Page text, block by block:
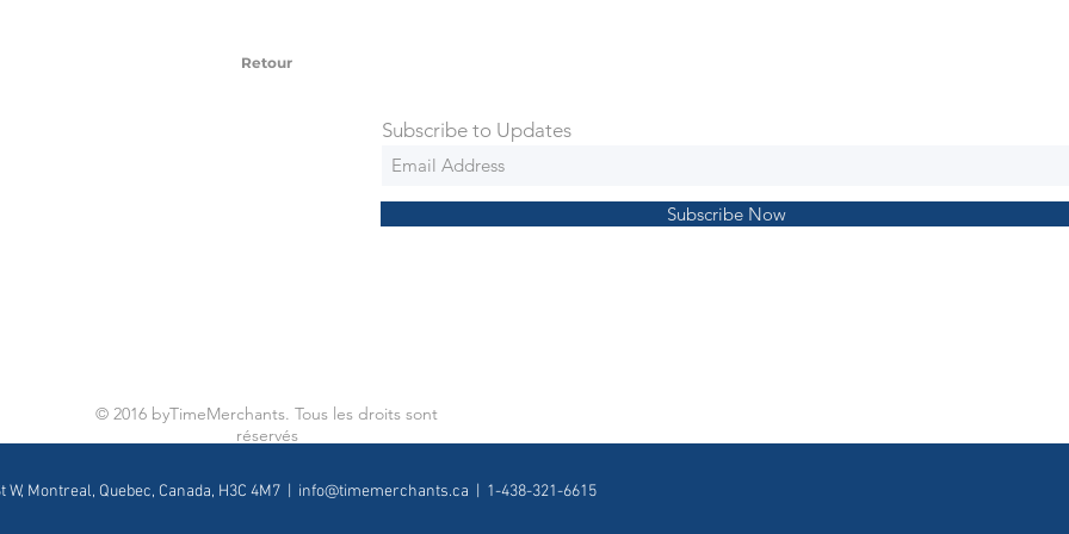
Retour
Subscribe to Updates
Subscribe Now
© 2016 byTimeMerchants. Tous les droits sont
réservés
W, Montreal, Quebec, Canada, H3C 4M7 | info@timemerchants.ca | 1-438-321-6615